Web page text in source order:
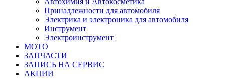
Принадлежности для автомобиля
Электрика и электроника для автомобиля
Инструмент
Электроинструмент
МОТО
ЗАПЧАСТИ
ЗАПИСЬ НА СЕРВИС
АКЦИИ